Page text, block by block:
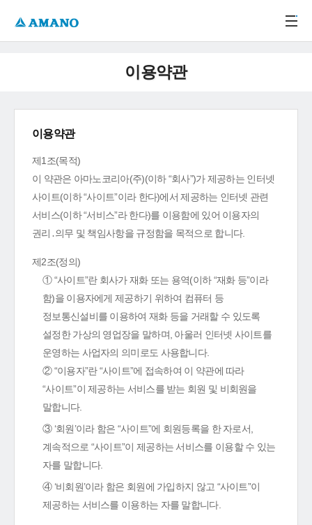
이용약관
이용약관
제1조(목적)
이 약관은 아마노코리아(주)(이하 “회사”)가 제공하는 인터넷
사이트(이하 “사이트”이라 한다)에서 제공하는 인터넷 관련
서비스(이하 “서비스”라 한다)를 이용함에 있어 이용자의
권리․의무 및 책임사항을 규정함을 목적으로 합니다.
제2조(정의)
① “사이트”란 회사가 재화 또는 용역(이하 “재화 등”이라
함)을 이용자에게 제공하기 위하여 컴퓨터 등
정보통신설비를 이용하여 재화 등을 거래할 수 있도록
설정한 가상의 영업장을 말하며, 아울러 인터넷 사이트를
운영하는 사업자의 의미로도 사용합니다.
② “이용자”란 “사이트”에 접속하여 이 약관에 따라
“사이트”이 제공하는 서비스를 받는 회원 및 비회원을
말합니다.
③ ‘회원’이라 함은 “사이트”에 회원등록을 한 자로서,
계속적으로 “사이트”이 제공하는 서비스를 이용할 수 있는
자를 말합니다.
④ ‘비회원’이라 함은 회원에 가입하지 않고 “사이트”이
제공하는 서비스를 이용하는 자를 말합니다.